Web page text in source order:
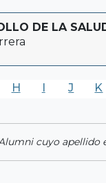
DE LA
H I J K
cuyo apellido